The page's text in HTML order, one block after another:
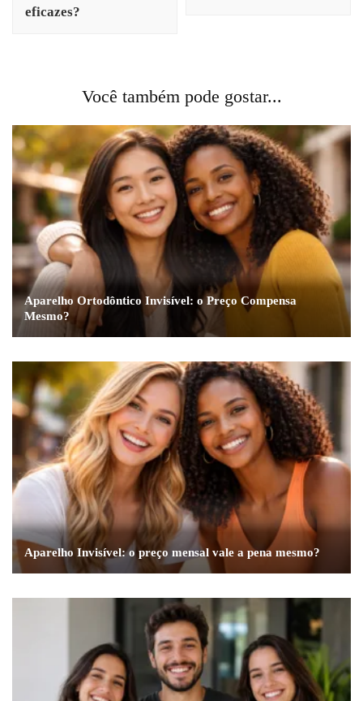
eficazes?
Você também pode gostar...
Aparelho Ortodôntico Invisível: o Preço Compensa
Mesmo?
Aparelho Invisível: o preço mensal vale a pena mesmo?